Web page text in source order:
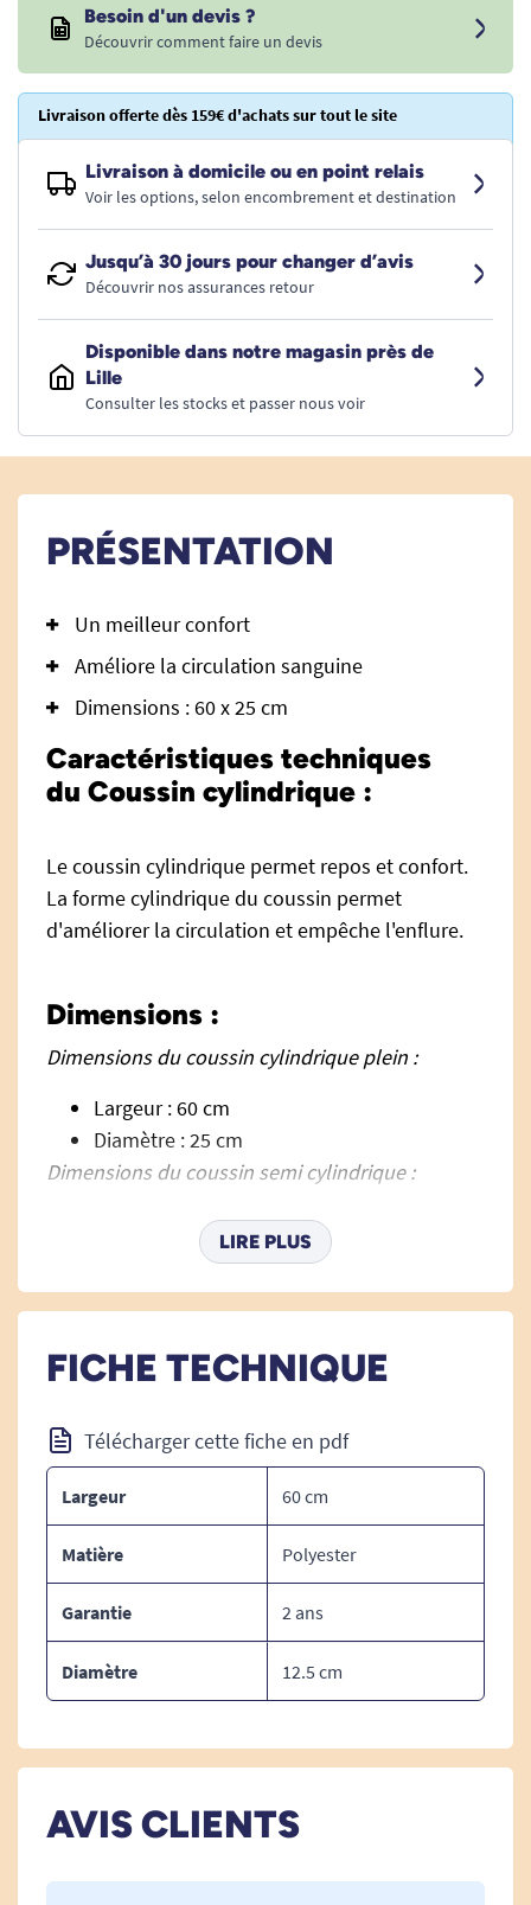
Besoin d'un devis ?
Découvrir comment faire un devis
Livraison offerte dès 159€ d'achats sur tout le site
Livraison à domicile ou en point relais
Voir les options, selon encombrement et destination
Jusqu’à 30 jours pour changer d’avis
Découvrir nos assurances retour
Disponible dans notre magasin près de
Lille
Consulter les stocks et passer nous voir
PRÉSENTATION
Un meilleur confort
Améliore la circulation sanguine
Dimensions : 60 x 25 cm
Caractéristiques techniques
du Coussin cylindrique :
Le coussin cylindrique permet repos et confort.
La forme cylindrique du coussin permet
d'améliorer la circulation et empêche l'enflure.
Dimensions :
Dimensions du coussin cylindrique plein :
Largeur : 60 cm
Diamètre : 25 cm
Dimensions du coussin semi cylindrique :
Largeur : 60 cm
Diamètre : 12.5 cm
Matières :
35 % coton
Noyau de mousse
Housse polyuréthane
Garantie :
Voir tous les oreillers ergonomiques.
LIRE PLUS
FICHE TECHNIQUE
Télécharger cette fiche en pdf
Largeur 60 cm
Matière Polyester
Garantie 2 ans
Diamètre 12.5 cm
AVIS CLIENTS